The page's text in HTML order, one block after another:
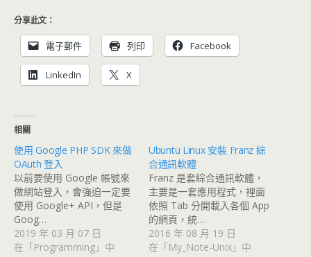
分享此文：
電子郵件 列印 Facebook
LinkedIn X
相關
使用 Google PHP SDK 來做
OAuth 登入
以前要使用 Google 帳號來
做網站登入，會強迫一定要
使用 Google+ API，但是
Goog…
2019 年 03 月 07 日
在「Programming」中
Ubuntu Linux 安裝 Franz 綜
合通訊軟體
Franz 是套綜合通訊軟體，
主要是一套應用程式，裡面
依照 Tab 分開載入各個 App
的網頁，統…
2016 年 08 月 19 日
在「My_Note-Unix」中